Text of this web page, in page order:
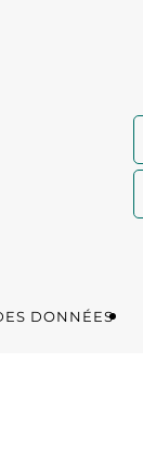
DONNÉES